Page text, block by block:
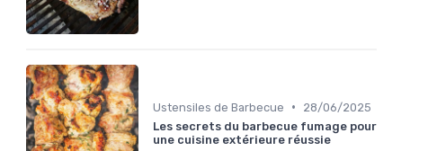
Ustensiles de Barbecue •
28/06/2025
Les secrets du barbecue fumage pour
une cuisine extérieure réussie